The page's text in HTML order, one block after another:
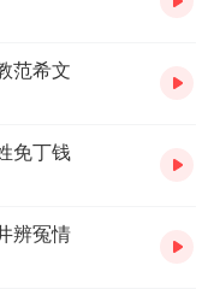
范希文
免丁钱
辨冤情